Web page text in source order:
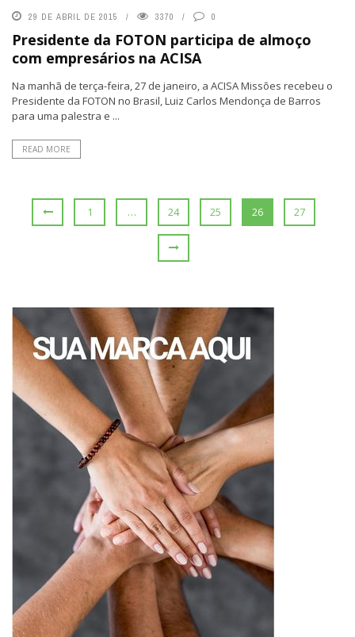
29 DE ABRIL DE 2015 3370 0
Presidente da FOTON participa de almoço
com empresários na ACISA
Na manhã de terça-feira, 27 de janeiro, a ACISA Missões recebeu o
Presidente da FOTON no Brasil, Luiz Carlos Mendonça de Barros
para uma palestra e ...
READ MORE
1 … 24 25 26 27